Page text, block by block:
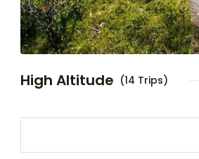
High Altitude (14 Trips)